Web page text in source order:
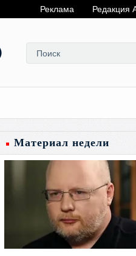
Реклама Редакция
Материал недели